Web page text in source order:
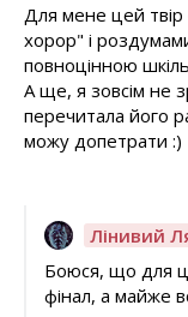
Для мене цей твір
хорор" і
повноцінною
А ще, я зовсім не
перечитала його
можу допетрати :)
Лінивий
Боюся, що для
фінал, а майже